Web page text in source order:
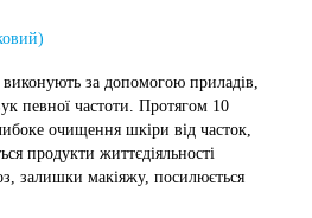
виконують за допомогою приладів,
певної частоти. Протягом 10
очищення шкіри від часток,
продукти життєдіяльності
залишки макіяжу, посилюється